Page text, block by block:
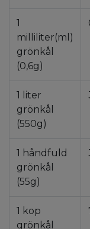
1
milliliter(ml)
grönkål
(0,6g)
1 liter
grönkål
(550g)
1 håndfuld
grönkål
(55g)
1 kop
grönkål